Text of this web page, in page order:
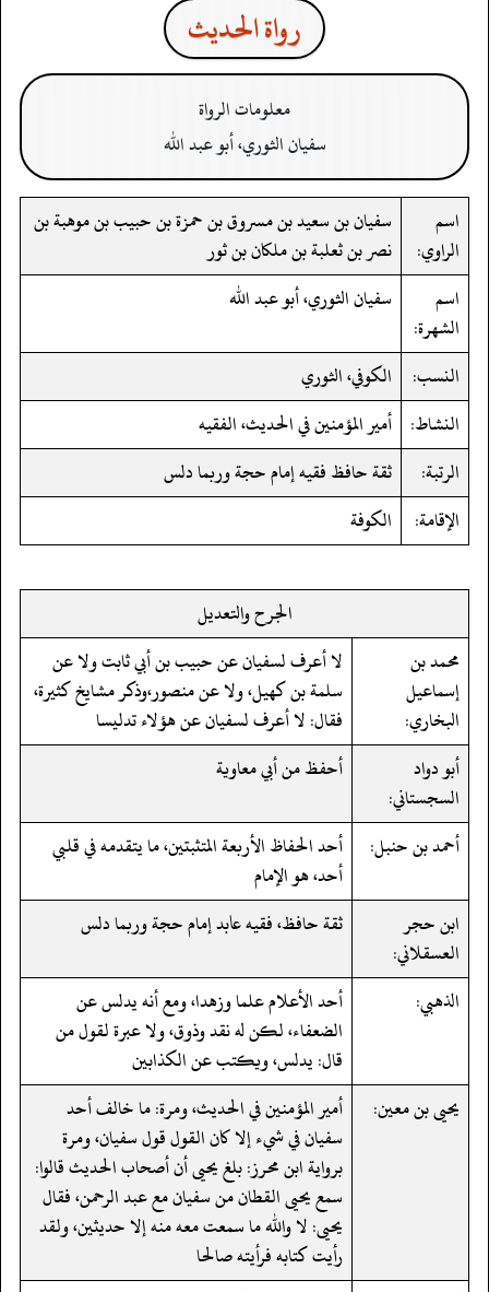
رواة الحدیث
معلومات الرواة
سفيان الثوري، أبو عبد الله
اسم
الراوي:
سفيان بن سعيد بن مسروق بن حمزة بن حبيب بن موهبة بن
نصر بن ثعلبة بن ملكان بن ثور
اسم
الشهرة:
سفيان الثوري، أبو عبد الله
النسب:
الكوفي، الثوري
النشاط: أمير المؤمنين في الحديث، الفقيه
الرتبة:
ثقة حافظ فقيه إمام حجة وربما دلس
الإقامة:
الكوفة
الجرح والتعديل
محمد بن
إسماعيل
البخاري:
لا أعرف لسفيان عن حبيب بن أبي ثابت ولا عن
سلمة بن كهيل، ولا عن منصور،وذكر مشايخ كثيرة،
فقال: لا أعرف لسفيان عن هؤلاء تدليسا
أبو دواد
السجستاني:
أحفظ من أبي معاوية
أحمد بن حنبل:
أحد الحفاظ الأربعة المتثبتين، ما يتقدمه في قلبي
أحد، هو الإمام
ابن حجر
العسقلاني:
ثقة حافظ، فقيه عابد إمام حجة وربما دلس
الذهبي:
أحد الأعلام علما وزهدا، ومع أنه يدلس عن
الضعفاء، لكن له نقد وذوق، ولا عبرة لقول من
قال: يدلس، ويكتب عن الكذابين
يحيى بن معين:
أمير المؤمنين في الحديث، ومرة: ما خالف أحد
سفيان في شيء إلا كان القول قول سفيان، ومرة
برواية ابن محرز: بلغ يحيى أن أصحاب الحديث قالوا:
سمع يحيى القطان من سفيان مع عبد الرحمن، فقال
يحيى: لا والله ما سمعت معه منه إلا حديثين، ولقد
رأيت كتابه فرأيته صالحا